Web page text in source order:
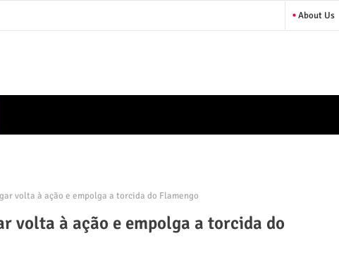
About Us
volta à ação e empolga a torcida do Flamengo
volta à ação e empolga a torcida do